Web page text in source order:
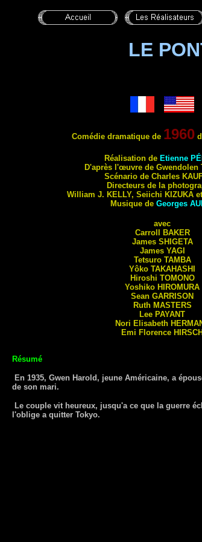
LE
Comédie dramatique de 1960
Réalisation de Etienne
D'après l'œuvre de Gwendolen
Scénario de Charles
Directeurs de la
William J. KELLY, Seiichi KIZUKAet
Musique de Georges
avec
Carroll
BAKER
James SHIGETA
James YAGI
Tetsuro TAMBA
Yôko TAKAHASHI
Hiroshi TOMONO
Yoshiko HIROMURA
Sean GARRISON
Ruth MASTERS
Lee PAYANT
Nori Elisabeth
Emi Florence HIRSCH
Résumé
En 1935, Gwen Harold, jeune Américaine, a
de son mari.
Le couple vit heureux, jusqu'a ce que la guerre
l'oblige a quitter Tokyo.